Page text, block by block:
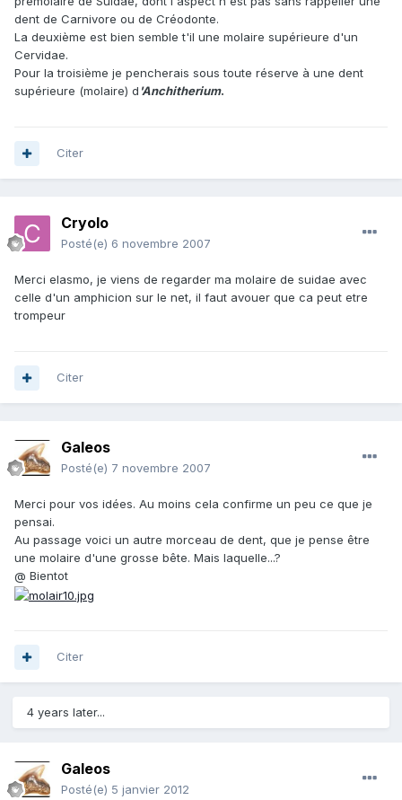
dent de Carnivore ou de Créodonte.
La deuxième est bien semble t'il une molaire supérieure d'un
Cervidae.
Pour la troisième je pencherais sous toute réserve à une dent
supérieure (molaire) d 'Anchitherium.
Citer
Cryolo
Posté(e) 6 novembre 2007
Merci elasmo, je viens de regarder ma molaire de suidae avec
celle d'un amphicion sur le net, il faut avouer que ca peut etre
trompeur
Citer
Galeos
Posté(e) 7 novembre 2007
Merci pour vos idées. Au moins cela confirme un peu ce que je
pensai.
Au passage voici un autre morceau de dent, que je pense être
une molaire d'une grosse bête. Mais laquelle...?
@ Bientot
Citer
4 years later...
Galeos
Posté(e) 5 janvier 2012